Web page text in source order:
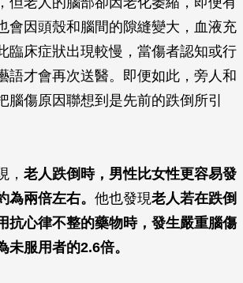
會因頭殼和腦間的隙縫變大，血液充
臨床症狀出現較慢，當傷者認知或行
語才會再次送醫。即便如此，旁人和
腦傷原因聯想到是先前的跌倒所引
， 老人跌倒時，男性比女性更容易發
為兩倍左右。 他也發現老人若在跌倒
抗心律不整的藥物時，發生嚴重腦傷
未服用者的2.6倍。